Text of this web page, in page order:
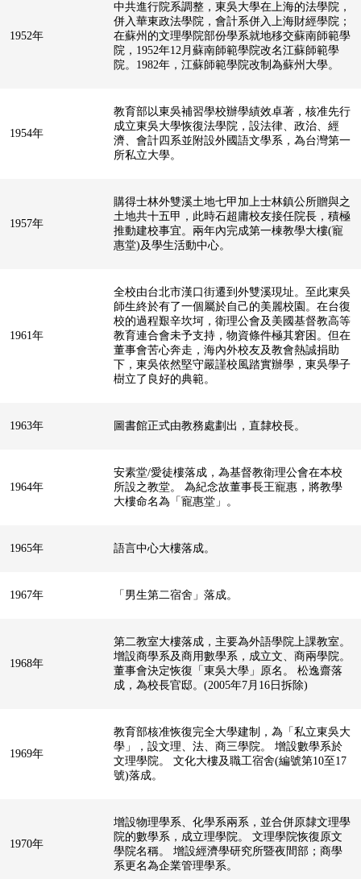
1952年
中共進行院系調整，東吳大學在上海的法學院，
併入華東政法學院，會計系併入上海財經學院；
在蘇州的文理學院部份學系就地移交蘇南師範學
院，1952年12月蘇南師範學院改名江蘇師範學
院。1982年，江蘇師範學院改制為蘇州大學。
1954年
教育部以東吳補習學校辦學績效卓著，核准先行
成立東吳大學恢復法學院，設法律、政治、經
濟、會計四系並附設外國語文學系，為台灣第一
所私立大學。
1957年
購得士林外雙溪土地七甲加上士林鎮公所贈與之
土地共十五甲，此時石超庸校友接任院長，積極
推動建校事宜。兩年內完成第一棟教學大樓(寵
惠堂)及學生活動中心。
1961年
全校由台北市漢口街遷到外雙溪現址。至此東吳
師生終於有了一個屬於自己的美麗校園。在台復
校的過程艱辛坎坷，衛理公會及美國基督教高等
教育連合會未予支持，物資條件極其窘困。但在
董事會苦心奔走，海內外校友及教會熱誠捐助
下，東吳依然堅守嚴謹校風踏實辦學，東吳學子
樹立了良好的典範。
1963年 圖書館正式由教務處劃出，直隸校長。
1964年
安素堂/愛徒樓落成，為基督教衛理公會在本校
所設之教堂。 為紀念故董事長王寵惠，將教學
大樓命名為「寵惠堂」。
1965年 語言中心大樓落成。
1967年 「男生第二宿舍」落成。
1968年
第二教室大樓落成，主要為外語學院上課教室。
增設商學系及商用數學系，成立文、商兩學院。
董事會決定恢復「東吳大學」原名。 松逸齋落
成，為校長官邸。(2005年7月16日拆除)
1969年
教育部核准恢復完全大學建制，為「私立東吳大
學」，設文理、法、商三學院。 增設數學系於
文理學院。 文化大樓及職工宿舍(編號第10至17
號)落成。
1970年
增設物理學系、化學系兩系，並合併原隸文理學
院的數學系，成立理學院。 文理學院恢復原文
學院名稱。 增設經濟學研究所暨夜間部；商學
系更名為企業管理學系。